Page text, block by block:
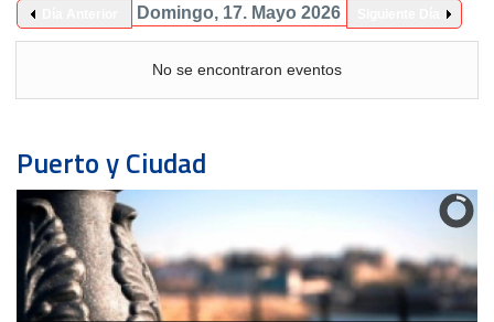
Domingo, 17. Mayo 2026
No se encontraron eventos
Puerto y Ciudad